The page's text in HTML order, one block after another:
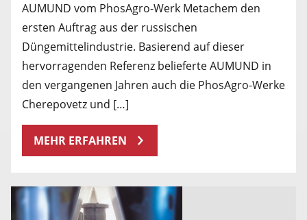
AUMUND vom PhosAgro-Werk Metachem den
ersten Auftrag aus der russischen
Düngemittelindustrie. Basierend auf dieser
hervorragenden Referenz belieferte AUMUND in
den vergangenen Jahren auch die PhosAgro-Werke
Cherepovetz und […]
MEHR ERFAHREN